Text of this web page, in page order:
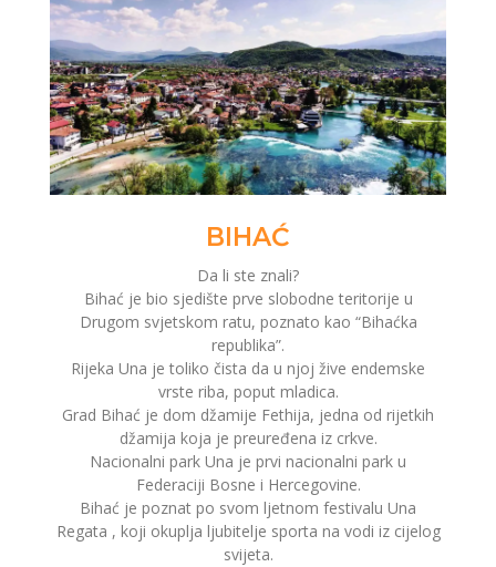
BIHAĆ
Da li ste znali?
Bihać je bio sjedište prve slobodne teritorije u
Drugom svjetskom ratu, poznato kao “Bihaćka
republika”.
Rijeka Una je toliko čista da u njoj žive endemske
vrste riba, poput mladica.
Grad Bihać je dom džamije Fethija, jedna od rijetkih
džamija koja je preuređena iz crkve.
Nacionalni park Una je prvi nacionalni park u
Federaciji Bosne i Hercegovine.
Bihać je poznat po svom ljetnom festivalu Una
Regata , koji okuplja ljubitelje sporta na vodi iz cijelog
svijeta.